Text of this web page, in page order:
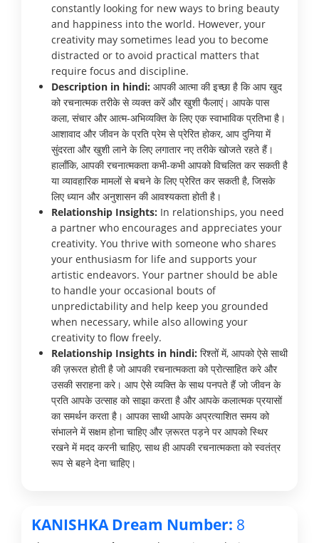
constantly looking for new ways to bring beauty
and happiness into the world. However, your
creativity may sometimes lead you to become
distracted or to avoid practical matters that
require focus and discipline.
Description in hindi: आपकी आत्मा की इच्छा है कि आप खुद
को रचनात्मक तरीके से व्यक्त करें और खुशी फैलाएं। आपके पास
कला, संचार और आत्म-अभिव्यक्ति के लिए एक स्वाभाविक प्रतिभा है।
आशावाद और जीवन के प्रति प्रेम से प्रेरित होकर, आप दुनिया में
सुंदरता और खुशी लाने के लिए लगातार नए तरीके खोजते रहते हैं।
हालाँकि, आपकी रचनात्मकता कभी-कभी आपको विचलित कर सकती है
या व्यावहारिक मामलों से बचने के लिए प्रेरित कर सकती है, जिसके
लिए ध्यान और अनुशासन की आवश्यकता होती है।
Relationship Insights: In relationships, you need
a partner who encourages and appreciates your
creativity. You thrive with someone who shares
your enthusiasm for life and supports your
artistic endeavors. Your partner should be able
to handle your occasional bouts of
unpredictability and help keep you grounded
when necessary, while also allowing your
creativity to flow freely.
Relationship Insights in hindi: रिश्तों में, आपको ऐसे साथी
की ज़रूरत होती है जो आपकी रचनात्मकता को प्रोत्साहित करे और
उसकी सराहना करे। आप ऐसे व्यक्ति के साथ पनपते हैं जो जीवन के
प्रति आपके उत्साह को साझा करता है और आपके कलात्मक प्रयासों
का समर्थन करता है। आपका साथी आपके अप्रत्याशित समय को
संभालने में सक्षम होना चाहिए और ज़रूरत पड़ने पर आपको स्थिर
रखने में मदद करनी चाहिए, साथ ही आपकी रचनात्मकता को स्वतंत्र
रूप से बहने देना चाहिए।
KANISHKA Dream Number: 8